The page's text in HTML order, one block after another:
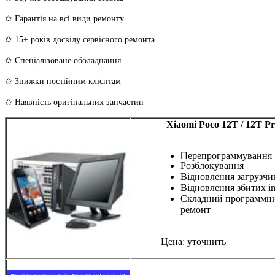
✩ Гарантія на всі види ремонту
✩ 15+ років досвіду сервісного ремонта
✩ Спеціалізоване оболаднання
✩ Знижки постійним клієнтам
✩ Наявність оригінальних запчастин
Xiaomi Poco 12T / 12T
Перепрограммування
Розблокування
Відновлення
Відновлення збитих
Складний
ремонт
Цена: уточнить